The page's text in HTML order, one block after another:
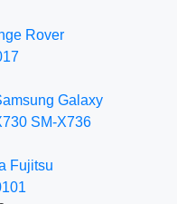
Rover
Galaxy
SM-X736
Fujitsu